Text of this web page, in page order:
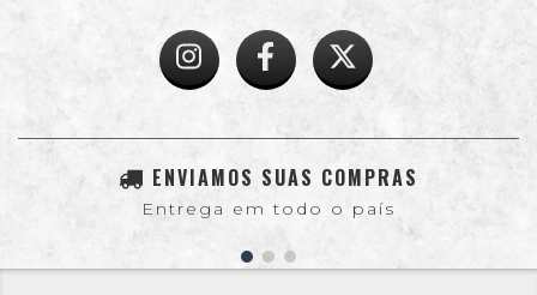
ENVIAMOS SUAS COMPRAS
Entrega em todo o país